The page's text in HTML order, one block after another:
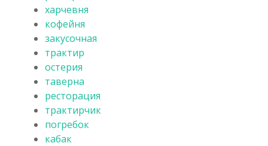
харчевня
кофейня
закусочная
трактир
остерия
таверна
ресторация
трактирчик
погребок
кабак